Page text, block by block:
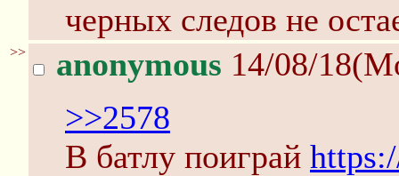
черных следов не
>> anonymous 14/08/
>>2578
В батлу поиграй